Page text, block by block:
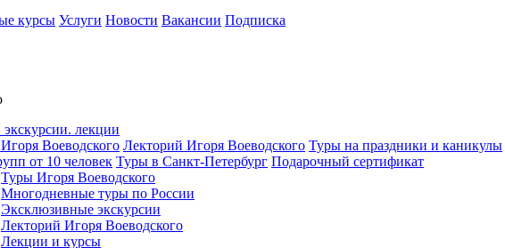
курсы Услуги Новости Вакансии Подписка
лекции
Воеводского Лекторий Игоря Воеводского Туры на праздники и каникулы
от 10 человек Туры в Санкт-Петербург Подарочный сертификат
Туры Игоря Воеводского
Многодневные туры по России
Эксклюзивные экскурсии
Лекторий Игоря Воеводского
Лекции и курсы